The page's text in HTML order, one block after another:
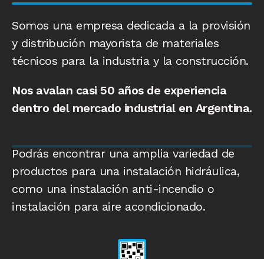
Somos una empresa dedicada a la provisión
y distribución mayorista de materiales
técnicos para la industria y la construcción.
Nos avalan casi 50 años de experiencia
dentro del mercado industrial en Argentina.
Podrás encontrar una amplia variedad de
productos para una instalación hidráulica,
como una instalación anti-incendio o
instalación para aire acondicionado.